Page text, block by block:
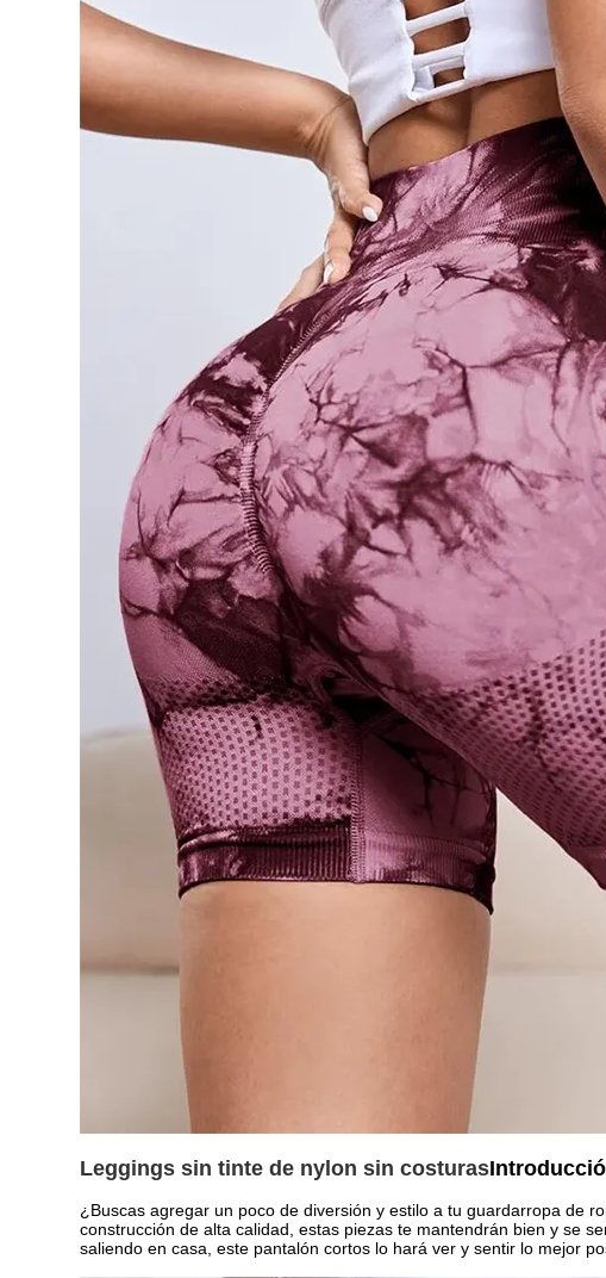
Leggings sin tinte de nylon sin costuras
¿Buscas agregar un poco de diversión y estilo a tu guardarropa de
construcción de alta calidad, estas piezas te mantendrán bien y se
saliendo en casa, este pantalón cortos lo hará ver y sentir lo mejor